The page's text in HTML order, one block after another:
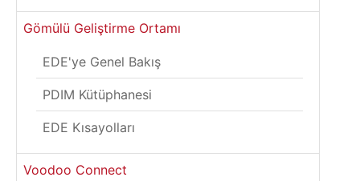
Gömülü Geliştirme Ortamı
EDE'ye Genel Bakış
PDIM Kütüphanesi
EDE Kısayolları
Voodoo Connect